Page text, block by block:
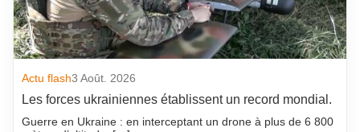
Actu flash3 Août. 2026
Les forces ukrainiennes établissent un record mondial.
Guerre en Ukraine : en interceptant un drone à plus de 6 800